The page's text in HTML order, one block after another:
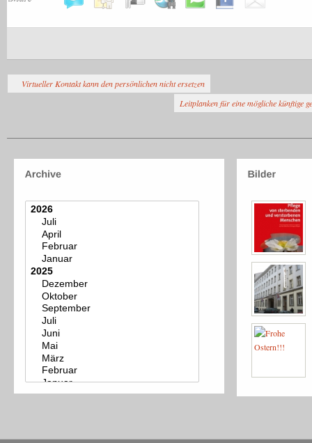
Virtueller Kontakt kann den persönlichen nicht ersetzen
Leitplanken für eine mögliche künftige